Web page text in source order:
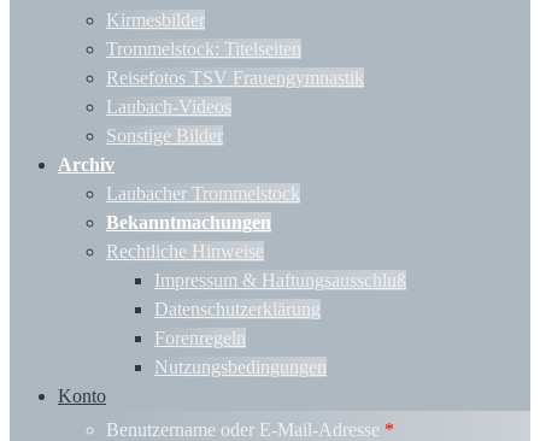
Kirmesbilder
Trommelstock: Titelseiten
Reisefotos TSV Frauengymnastik
Laubach-Videos
Sonstige Bilder
Archiv
Laubacher Trommelstock
Bekanntmachungen
Rechtliche Hinweise
Impressum & Haftungsausschluß
Datenschutzerklärung
Forenregeln
Nutzungsbedingungen
Konto
Benutzername oder E-Mail-Adresse *